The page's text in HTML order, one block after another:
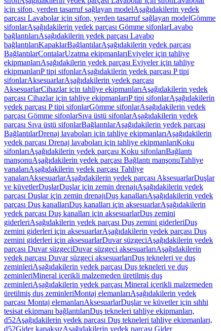
için sifon, yerden tasarruf sağlayan modelAşağıdakilerin yedek
parçası Lavabolar için sifon, yerden tasarruf sağlayan modelGömme
sifonlarAşağıdakilerin yedek parçası Gömme sifonlarLavabo
bağlantılarıAşağıdakilerin yedek parçası Lavabo
bağlantılarıKapaklarBağlantılarAşağıdakilerin yedek parçası
BağlantılarContalarUzatma ekipmanlarıEviyeler için tahliye
ekipmanlarıAşağıdakilerin yedek parçası Eviyeler için tahliye
ekipmanlarıP tipi sifonlarAşağıdakilerin yedek parçası P tipi
sifonlarAksesuarlarAşağıdakilerin yedek parçası
AksesuarlarCihazlar için tahliye ekipmanlarıAşağıdakilerin yedek
parçası Cihazlar için tahliye ekipmanlarıP tipi sifonlarAşağıdakilerin
yedek parçası P tipi sifonlarGömme sifonlarAşağıdakilerin yedek
parçası Gömme sifonlarSıva üstü sifonlarAşağıdakilerin yedek
parçası Sıva üstü sifonlarBağlantılarAşağıdakilerin yedek parçası
BağlantılarDrenaj lavaboları için tahliye ekipmanlarıAşağıdakilerin
yedek parçası Drenaj lavaboları için tahliye ekipmanlarıKoku
sifonlarıAşağıdakilerin yedek parçası Koku sifonlarıBağlantı
manşonuAşağıdakilerin yedek parçası Bağlantı manşonuTahliye
vanalarıAşağıdakilerin yedek parçası Tahliye
vanalarıAksesuarlarAşağıdakilerin yedek parçası AksesuarlarDuşlar
ve küvetlerDuşlarDuşlar için zemin drenajıAşağıdakilerin yedek
parçası Duşlar için zemin drenajıDuş kanallarıAşağıdakilerin yedek
parçası Duş kanallarıDuş kanalları için aksesuarlarAşağıdakilerin
yedek parçası Duş kanalları için aksesuarlarDuş zemini
giderleriAşağıdakilerin yedek parçası Duş zemini giderleriDuş
zemini giderleri için aksesuarlarAşağıdakilerin yedek parçası Duş
zemini giderleri için aksesuarlarDuvar süzgeciAşağıdakilerin yedek
parçası Duvar süzgeciDuvar süzgeci aksesuarlarıAşağıdakilerin
yedek parçası Duvar süzgeci aksesuarlarıDuş tekneleri ve duş
zeminleriAşağıdakilerin yedek parçası Duş tekneleri ve duş
zeminleriMineral içerikli malzemeden üretilmiş duş
zeminleriAşağıdakilerin yedek parçası Mineral içerikli malzemeden
üretilmiş duş zeminleriMontaj elemanlarıAşağıdakilerin yedek
parçası Montaj elemanlarıAksesuarlarDuşlar ve küvetler için sıhhi
tesisat ekipmanı bağlantılarıDuş tekneleri tahliye ekipmanları,
d52Aşağıdakilerin yedek parçası Duş tekneleri tahliye ekipmanları,
d52Gider kapaksızAşağıdakilerin yedek parçası Gider